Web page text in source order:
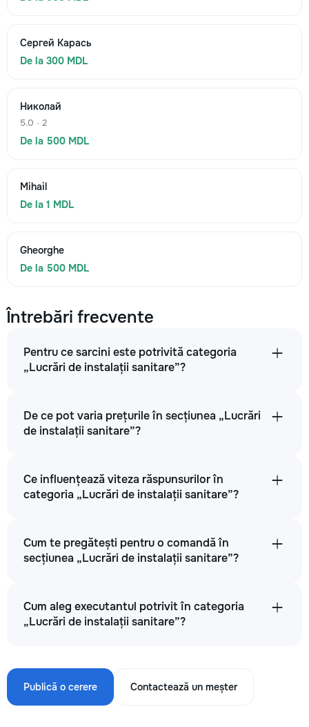
Сергей Карась
De la 300 MDL
Николай
5.0 · 2
De la 500 MDL
Mihail
De la 1 MDL
Gheorghe
De la 500 MDL
Întrebări frecvente
Pentru ce sarcini este potrivită categoria
„Lucrări de instalații sanitare”?
De ce pot varia prețurile în secțiunea „Lucrări
de instalații sanitare”?
Ce influențează viteza răspunsurilor în
categoria „Lucrări de instalații sanitare”?
Cum te pregătești pentru o comandă în
secțiunea „Lucrări de instalații sanitare”?
Cum aleg executantul potrivit în categoria
„Lucrări de instalații sanitare”?
Publică o cerere Contactează un meșter